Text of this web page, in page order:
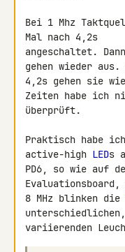
Bei 1 Mhz
Mal nach 4,2s
angeschaltet.
gehen wieder aus.
4,2s gehen sie
Zeiten habe ich
überprüft.
Praktisch habe
active-high LEDs
PD6, so wie auf
Evaluationsboard,
8 MHz blinken die
unterschiedlichen,